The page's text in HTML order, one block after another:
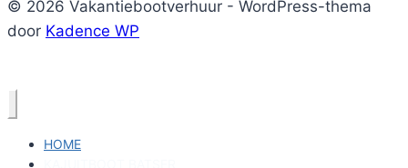
© 2026 Vakantiebootverhuur - WordPress-thema
door Kadence WP
HOME